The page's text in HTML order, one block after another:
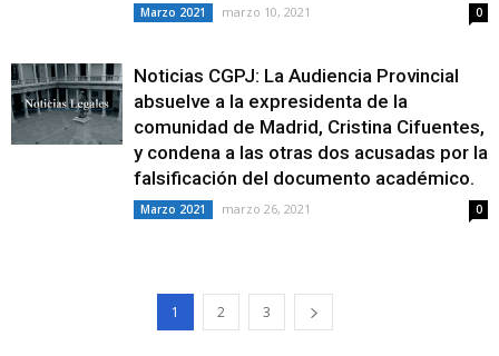
Marzo 2021 marzo 10, 2021 0
Noticias CGPJ: La Audiencia Provincial
absuelve a la expresidenta de la
comunidad de Madrid, Cristina Cifuentes,
y condena a las otras dos acusadas por la
falsificación del documento académico.
Marzo 2021 marzo 26, 2021 0
1 2 3